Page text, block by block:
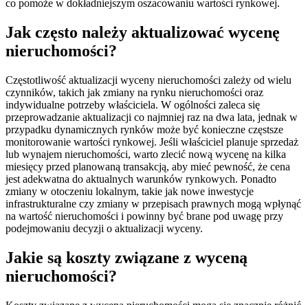
co pomoże w dokładniejszym oszacowaniu wartości rynkowej.
Jak często należy aktualizować wycenę
nieruchomości?
Częstotliwość aktualizacji wyceny nieruchomości zależy od wielu
czynników, takich jak zmiany na rynku nieruchomości oraz
indywidualne potrzeby właściciela. W ogólności zaleca się
przeprowadzanie aktualizacji co najmniej raz na dwa lata, jednak w
przypadku dynamicznych rynków może być konieczne częstsze
monitorowanie wartości rynkowej. Jeśli właściciel planuje sprzedaż
lub wynajem nieruchomości, warto zlecić nową wycenę na kilka
miesięcy przed planowaną transakcją, aby mieć pewność, że cena
jest adekwatna do aktualnych warunków rynkowych. Ponadto
zmiany w otoczeniu lokalnym, takie jak nowe inwestycje
infrastrukturalne czy zmiany w przepisach prawnych mogą wpłynąć
na wartość nieruchomości i powinny być brane pod uwagę przy
podejmowaniu decyzji o aktualizacji wyceny.
Jakie są koszty związane z wyceną
nieruchomości?